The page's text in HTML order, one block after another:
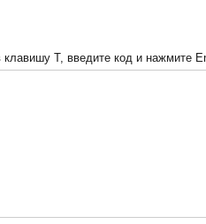
T, введите код и нажмите